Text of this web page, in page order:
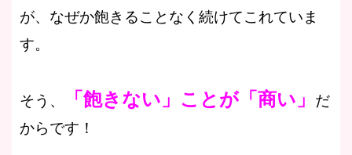
が、なぜか飽きることなく続けてこれていま
す。
そう、 「飽きない」ことが「商い」
だ
からです！